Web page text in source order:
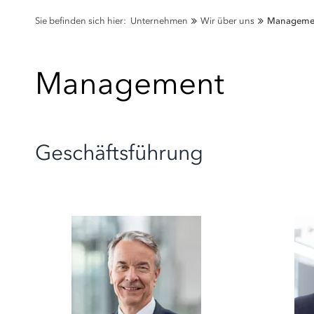
Sie befinden sich hier: Unternehmen Wir über uns
Management
Geschäftsführung